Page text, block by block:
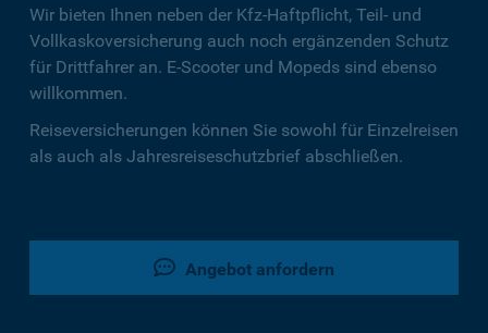
Wir bieten Ihnen neben der Kfz-Haftpflicht, Teil- und
Vollkaskoversicherung auch noch ergänzenden Schutz
für Drittfahrer an. E-Scooter und Mopeds sind ebenso
willkommen.
Reiseversicherungen können Sie sowohl für Einzelreisen
als auch als Jahresreiseschutzbrief abschließen.
Angebot anfordern